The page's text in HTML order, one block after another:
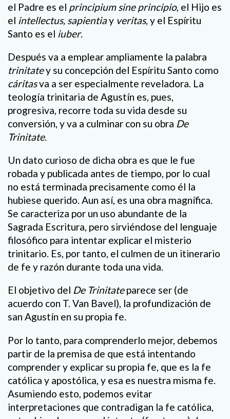
el Padre es el principium sine principio, el Hijo es
el intellectus, sapientiay veritas, y el Espíritu
Santo es el iuber.
Después va a emplear ampliamente la palabra
trinitatey su concepción del Espíritu Santo como
cáritasva a ser especialmente reveladora. La
teología trinitaria de Agustín es, pues,
progresiva, recorre toda su vida desde su
conversión, y va a culminar con su obra De
Trinitate.
Un dato curioso de dicha obra es que le fue
robada y publicada antes de tiempo, por lo cual
no está terminada precisamente como él la
hubiese querido. Aun así, es una obra magnífica.
Se caracteriza por un uso abundante de la
Sagrada Escritura, pero sirviéndose del lenguaje
filosófico para intentar explicar el misterio
trinitario. Es, por tanto, el culmen de un itinerario
de fe y razón durante toda una vida.
El objetivo del De Trinitateparece ser (de
acuerdo con T. Van Bavel), la profundización de
san Agustín en su propia fe.
Por lo tanto, para comprenderlo mejor, debemos
partir de la premisa de que está intentando
comprender y explicar su propia fe, que es la fe
católica y apostólica, y esa es nuestra misma fe.
Asumiendo esto, podemos evitar
interpretaciones que contradigan la fe católica,